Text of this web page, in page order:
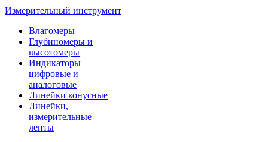
Измерительный инструмент
Влагомеры
Глубиномеры и
высотомеры
Индикаторы
цифровые и
аналоговые
Линейки конусные
Линейки,
измерительные
ленты